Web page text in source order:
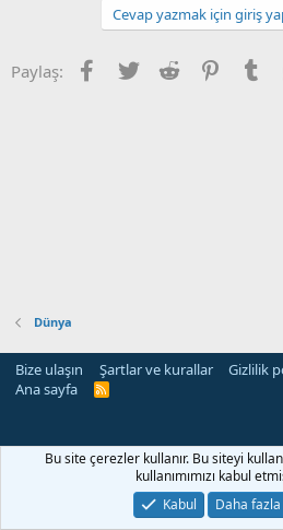
Cevap yazmak için giriş
Paylaş: Facebook
Twitter Reddit
Dünya
Bize ulaşın Şartlar ve kurallar Gizlilik
Ana sayfa
R
Bu site çerezler kullanır. Bu siteyi
kullanımımızı kabul
Kabul
Daha